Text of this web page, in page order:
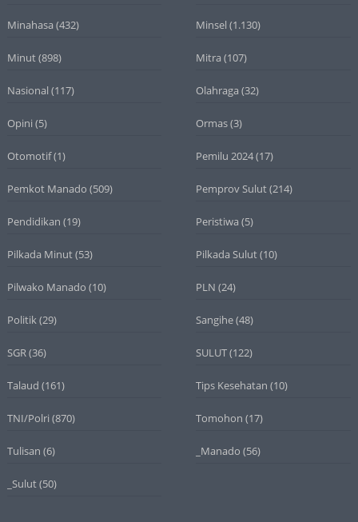
Minahasa (432) Minsel (1.130)
Minut(898) Mitra (107)
Nasional (117) Olahraga (32)
Opini (5) Ormas(3)
Otomotif(1) Pemilu 2024(17)
Pemkot Manado (509) Pemprov Sulut(214)
Pendidikan (19) Peristiwa (5)
Pilkada Minut(53) Pilkada Sulut(10)
Pilwako Manado (10) PLN (24)
Politik(29) Sangihe(48)
SGR(36) SULUT(122)
Talaud (161) Tips Kesehatan (10)
TNI/Polri (870) Tomohon (17)
Tulisan (6) _Manado (56)
_Sulut(50)